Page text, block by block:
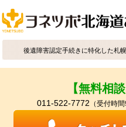
後遺障害認定手続きに特化した札
【無料相
011-522-7772 （受付時